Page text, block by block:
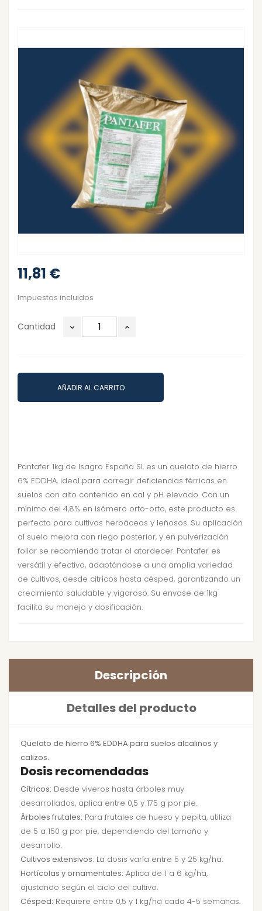
11,81 €
Impuestos incluidos
Cantidad
AÑADIR AL CARRITO
Pantafer 1kg de Isagro España SL es un quelato de hierro
6% EDDHA, ideal para corregir deficiencias férricas en
suelos con alto contenido en cal y pH elevado. Con un
mínimo del 4,8% en isómero orto-orto, este producto es
perfecto para cultivos herbáceos y leñosos. Su aplicación
al suelo mejora con riego posterior, y en pulverización
foliar se recomienda tratar al atardecer. Pantafer es
versátil y efectivo, adaptándose a una amplia variedad
de cultivos, desde cítricos hasta césped, garantizando un
crecimiento saludable y vigoroso. Su envase de 1kg
facilita su manejo y dosificación.
Descripción
Detalles del producto
Quelato de hierro 6% EDDHA para suelos alcalinos y
calizos.
Dosis recomendadas
Cítricos: Desde viveros hasta árboles muy
desarrollados, aplica entre 0,5 y 175 g por pie.
Árboles frutales: Para frutales de hueso y pepita, utiliza
de 5 a 150 g por pie, dependiendo del tamaño y
desarrollo.
Cultivos extensivos: La dosis varía entre 5 y 25 kg/ha.
Hortícolas y ornamentales: Aplica de 1 a 6 kg/ha,
ajustando según el ciclo del cultivo.
Césped: Requiere entre 0,5 y 1 kg/ha cada 4-5 semanas.